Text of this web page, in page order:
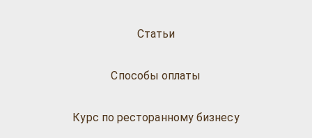
Статьи
Способы оплаты
Курс по ресторанному бизнесу